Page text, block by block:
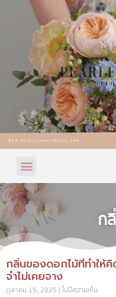
ก
กลิ่นของดอกไม้ที่ทำให้คิ
จำไม่เคยจาง
ตุลาคม 15, 2025 ไม่มีความเห็น